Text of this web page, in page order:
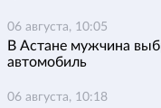
06 августа, 10:05
В Астане мужчина
автомобиль
06 августа, 10:18